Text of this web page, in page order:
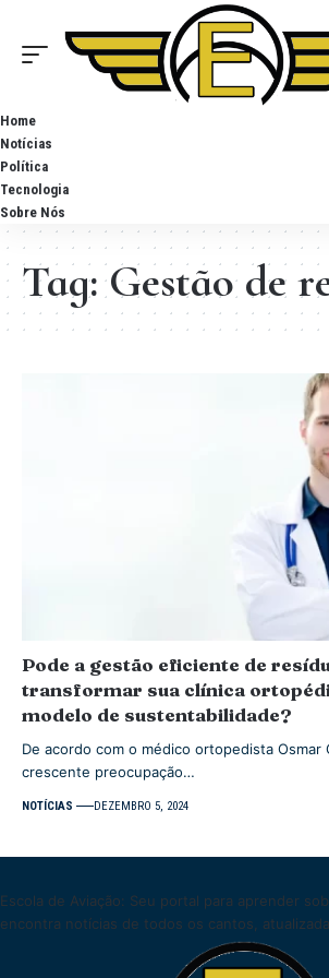
Home
Notícias
Política
Tecnologia
Sobre Nós
Tag:Gestão de
Pode a gestão eficiente de
transformar sua clínica
modelo de sustentabilidade?
De acordo com o médico ortopedista Osmar
crescente preocupação…
NOTÍCIAS DEZEMBRO 5, 2024
Escola de Aviação: Seu portal para aprender
encontra notícias de todos os cantos,